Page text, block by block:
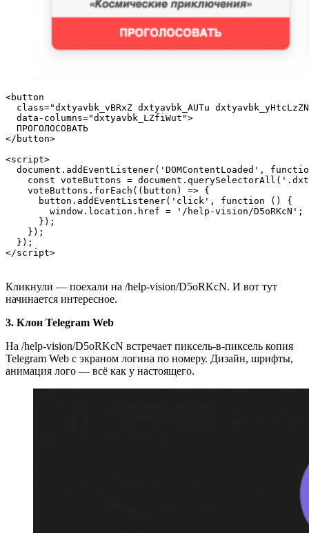
<button
class="dxtyavbk_vBRxZ dxtyavbk_AUTu
  data-columns="dxtyavbk_LZfiWut">
  ПРОГОЛОСОВАТЬ
</button>
<script>
document.addEventListener('DOMContentLoaded',
const voteButtons =
    voteButtons.forEach((button) => {
      button.addEventListener('click', function () {
        window.location.href = '/help-vision/D5oRKcN';
      });
    });
  });
</script>
Кликнули — поехали на /help‑vision/D5oRKcN. И вот тут
начинается интересное.
3. Клон Telegram Web
На /help‑vision/D5oRKcN встречает пиксель‑в-пиксель копия
Telegram Web с экраном логина по номеру. Дизайн, шрифты,
анимация лого — всё как у настоящего.